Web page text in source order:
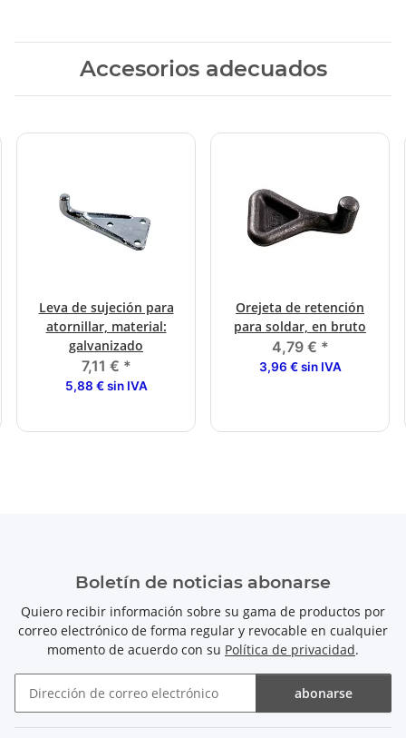
Accesorios adecuados
Leva de sujeción para
atornillar, material:
galvanizado
7,11 € *
5,88 € sin IVA
Orejeta de retención
para soldar, en bruto
4,79 € *
3,96 € sin IVA
Boletín de noticias abonarse
Quiero recibir información sobre su gama de productos por
correo electrónico de forma regular y revocable en cualquier
momento de acuerdo con su Política de privacidad.
abonarse